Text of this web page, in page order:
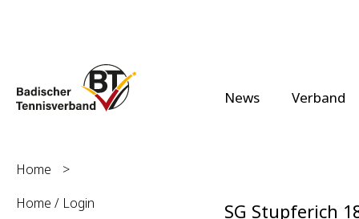
News Verband
Home
>
Home / Login
SG Stupferich